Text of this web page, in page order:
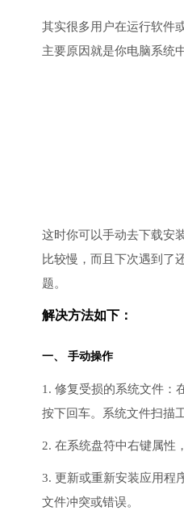
其实很多用户在运行软件
主要原因就是你电脑系统
这时你可以手动去下载安
比较慢，而且下次遇到了
题。
解决方法如下：
一、 手动操作
1. 修复受损的系统文件：
按下回车。系统文件扫描
2. 在系统盘符中右键属性
3. 更新或重新安装应用程
文件冲突或错误。